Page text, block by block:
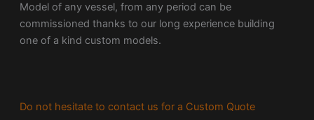
Model of any vessel, from any period can be
commissioned thanks to our long experience building
one of a kind custom models.
Do not hesitate to contact us for a Custom Quote